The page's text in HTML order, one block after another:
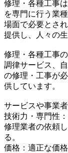
修理・各種工事
を専門に行う業
場面で必要とさ
提供し、人々の
修理・各種工事
調律サービス、
の修理・工事が
供しています。
サービスや事業
技術力・専門性
修理業者の依頼
る。
価格：適正な価